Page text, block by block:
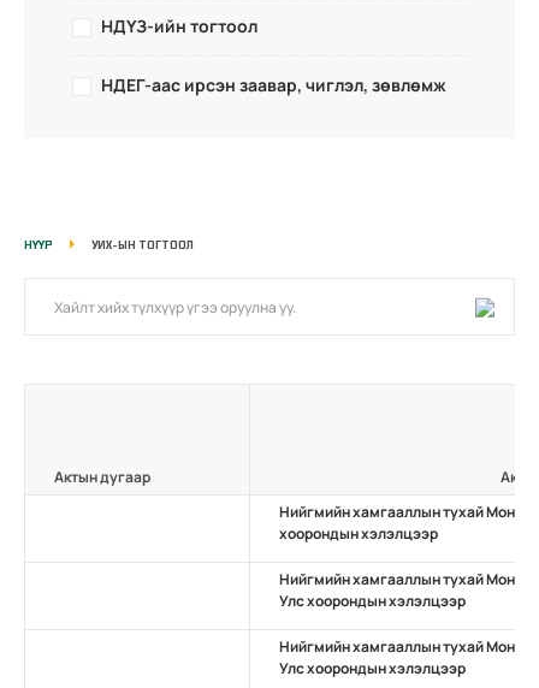
НДҮЗ-ийн тогтоол
НДЕГ-аас ирсэн заавар, чиглэл, зөвлөмж
НҮҮР УИХ-ЫН ТОГТООЛ
Актын дугаар
Нийгмийн хамгааллын тухай
хоорондын хэлэлцээр
Нийгмийн хамгааллын тухай
Улс хоорондын хэлэлцээр
Нийгмийн хамгааллын тухай
Улс хоорондын хэлэлцээр